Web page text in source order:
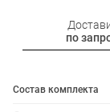
по
Состав комплекта